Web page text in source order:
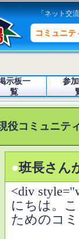
「ネット交
コミュニテ
示板一
覧
参
役コミュニテ
●班長さん
<div
にちは。
ためのコ